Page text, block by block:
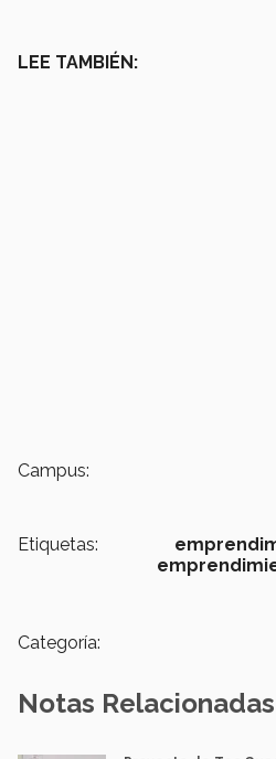
LEE TAMBIÉN:
Campus:
Etiquetas:
Categoría:
Notas Relacionadas